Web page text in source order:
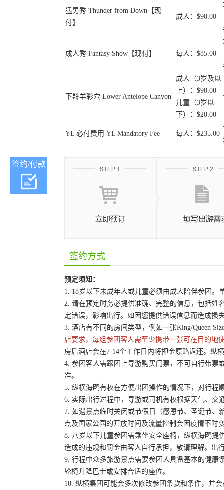
猛男秀 Thunder from Down【现
付】
成人：$90.00
成人秀 Fantasy Show【现付】 每人：$85.00
下羚羊彩穴 Lower Antelope Canyon
成人（3岁及以
上）：$98.00
儿童（3岁以
下）：$20.00
YL 必付费用 YL Mandatory Fee 每人：$235.00
签约/付款
签约方式
预定须知：
1. 18岁以下未成年人或儿童必须由成人陪伴参团
2. 请在预定时务必提供准确、完整的信息，包括
定错误，影响出行。如因您提供错误信息而造成损
3. 酒店有不同的房间类型，例如一张King/Queen
店要求，每组参团客人需至少携带一张可在目的地
房后酒店会在7-14个工作日内将押金原路返还。纵
4. 参团客人需跟团上导游购买门票，不可自行带票
准。
5. 纵横海鸥有权在方便出团操作的情况下，对行
6. 实际出行过程中，导游或司机有权根据天气、
7. 如遇景点临时关闭或节假日（感恩节、圣诞节
点及国家公园的开放时间及流量控制会因疫情不时
8. 八岁以下儿童参团需乘坐安全座椅，纵横海鸥提
造成的违规和罚金由客人自行承担，敬请理解。出
9. 行程中众多旅游景点需要参团人具备基本的健
轮椅升降巴士或安排合适的座位。
10. 纵横集团可能会多次修改参团条款和条件，并